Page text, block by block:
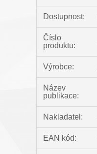
Dostupnost:
Číslo
produktu:
Výrobce:
Název
publikace:
Nakladatel:
EAN kód: